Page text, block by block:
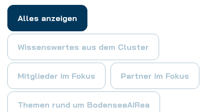
Alles anzeigen
Wissenswertes aus dem Cluster
Mitglieder im Fokus Partner im Fokus
Themen rund um BodenseeAIRea